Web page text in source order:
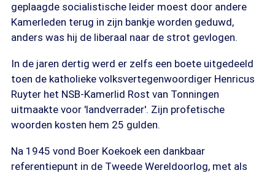
geplaagde socialistische leider moest door andere
Kamerleden terug in zijn bankje worden geduwd,
anders was hij de liberaal naar de strot gevlogen.
In de jaren dertig werd er zelfs een boete uitgedeeld
toen de katholieke volksvertegenwoordiger Henricus
Ruyter het NSB-Kamerlid Rost van Tonningen
uitmaakte voor 'landverrader'. Zijn profetische
woorden kosten hem 25 gulden.
Na 1945 vond Boer Koekoek een dankbaar
referentiepunt in de Tweede Wereldoorlog, met als